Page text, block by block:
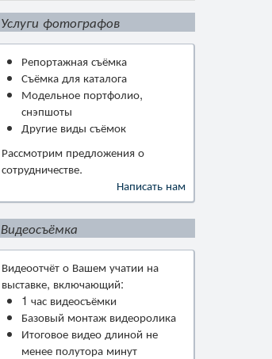
Услуги фотографов
Репортажная съёмка
Съёмка для каталога
Модельное портфолио,
снэпшоты
Другие виды съёмок
Рассмотрим предложения о
сотрудничестве.
Написать нам
Видеосъёмка
Видеоотчёт о Вашем учатии на
выставке, включающий:
1 час видеосъёмки
Базовый монтаж видеоролика
Итоговое видео длиной не
менее полутора минут